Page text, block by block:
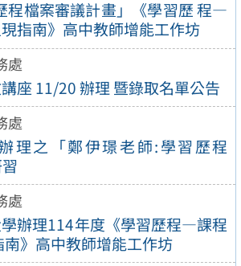
程檔案審議計畫」《學習歷 程—
指南》高中教師增能工作坊
處
座 11/20 辦理 暨錄取名單公告
處
理之「鄭伊璟老師:學習歷程
處
辦理114年度《學習歷程—課程
》高中教師增能工作坊